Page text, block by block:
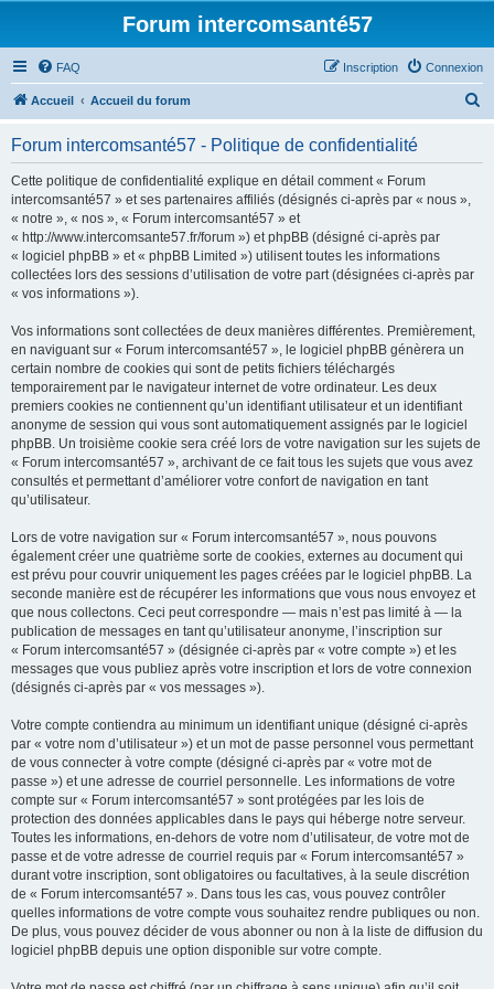
Forum intercomsanté57
FAQ Connexion
Inscription
Accueil Accueil du forum
Forum intercomsanté57 - Politique de confidentialité
Cette politique de confidentialité explique en détail comment « Forum
intercomsanté57 » et ses partenaires affiliés (désignés ci-après par « nous »,
« notre », « nos », « Forum intercomsanté57 » et
« http://www.intercomsante57.fr/forum ») et phpBB (désigné ci-après par
« logiciel phpBB » et « phpBB Limited ») utilisent toutes les informations
collectées lors des sessions d’utilisation de votre part (désignées ci-après par
« vos informations »).
Vos informations sont collectées de deux manières différentes. Premièrement,
en naviguant sur « Forum intercomsanté57 », le logiciel phpBB génèrera un
certain nombre de cookies qui sont de petits fichiers téléchargés
temporairement par le navigateur internet de votre ordinateur. Les deux
premiers cookies ne contiennent qu’un identifiant utilisateur et un identifiant
anonyme de session qui vous sont automatiquement assignés par le logiciel
phpBB. Un troisième cookie sera créé lors de votre navigation sur les sujets de
« Forum intercomsanté57 », archivant de ce fait tous les sujets que vous avez
consultés et permettant d’améliorer votre confort de navigation en tant
qu’utilisateur.
Lors de votre navigation sur « Forum intercomsanté57 », nous pouvons
également créer une quatrième sorte de cookies, externes au document qui
est prévu pour couvrir uniquement les pages créées par le logiciel phpBB. La
seconde manière est de récupérer les informations que vous nous envoyez et
que nous collectons. Ceci peut correspondre — mais n’est pas limité à — la
publication de messages en tant qu’utilisateur anonyme, l’inscription sur
« Forum intercomsanté57 » (désignée ci-après par « votre compte ») et les
messages que vous publiez après votre inscription et lors de votre connexion
(désignés ci-après par « vos messages »).
Votre compte contiendra au minimum un identifiant unique (désigné ci-après
par « votre nom d’utilisateur ») et un mot de passe personnel vous permettant
de vous connecter à votre compte (désigné ci-après par « votre mot de
passe ») et une adresse de courriel personnelle. Les informations de votre
compte sur « Forum intercomsanté57 » sont protégées par les lois de
protection des données applicables dans le pays qui héberge notre serveur.
Toutes les informations, en-dehors de votre nom d’utilisateur, de votre mot de
passe et de votre adresse de courriel requis par « Forum intercomsanté57 »
durant votre inscription, sont obligatoires ou facultatives, à la seule discrétion
de « Forum intercomsanté57 ». Dans tous les cas, vous pouvez contrôler
quelles informations de votre compte vous souhaitez rendre publiques ou non.
De plus, vous pouvez décider de vous abonner ou non à la liste de diffusion du
logiciel phpBB depuis une option disponible sur votre compte.